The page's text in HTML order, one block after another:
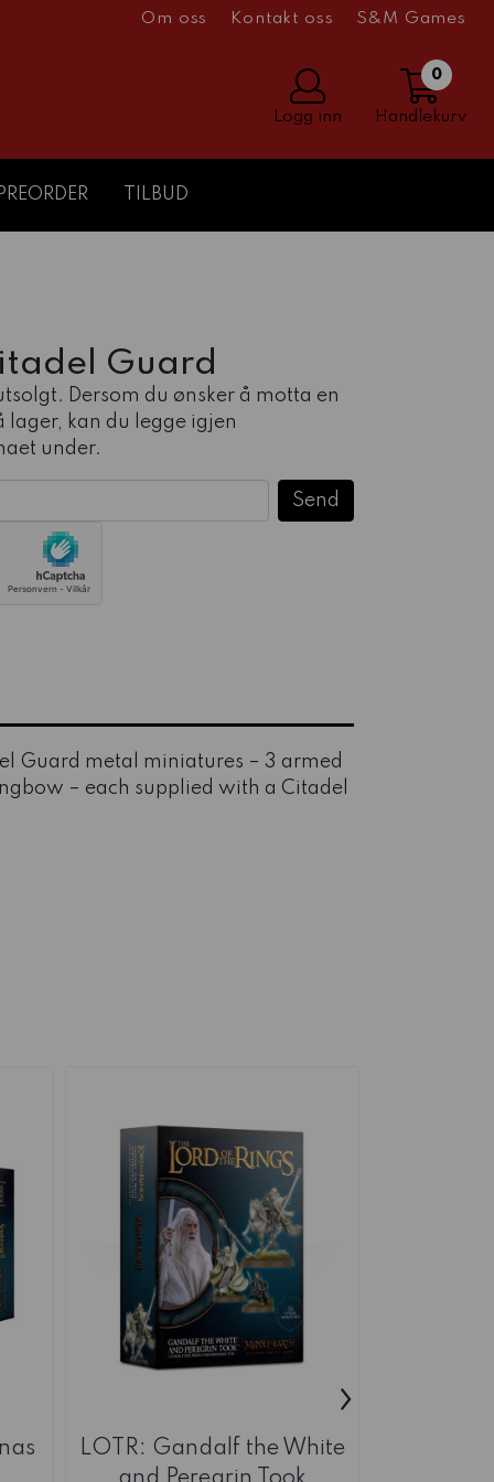
Om oss Kontakt oss S&M Games
Logg inn
0
Handlekurv
PREORDER TILBUD
Guard
Dersom du ønsker å motta en
lager, kan du legge igjen
under.
Guard metal miniatures – 3 armed
– each supplied with a Citadel
LOTR: Gandalf the White
›